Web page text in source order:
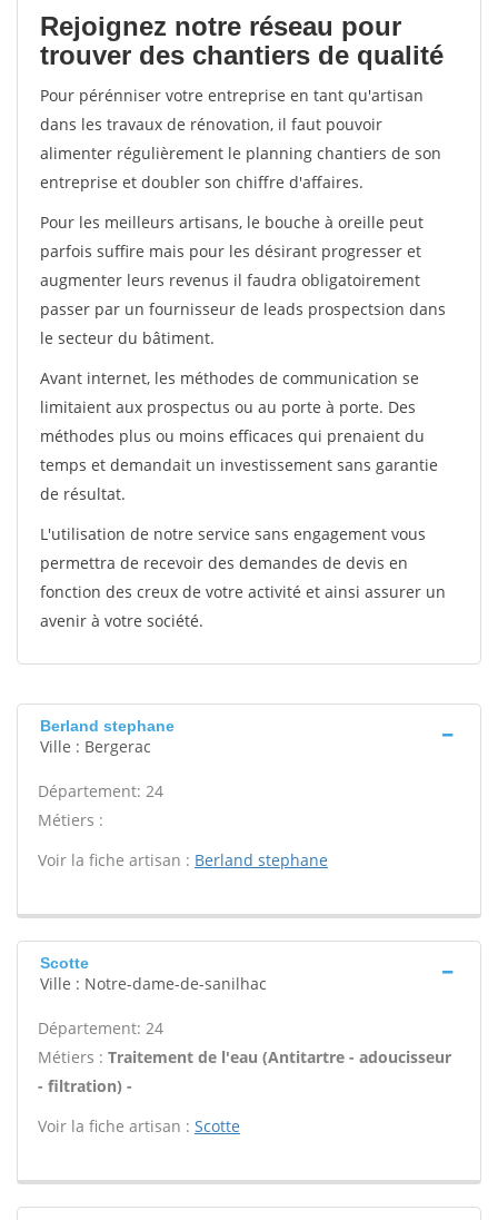
Rejoignez notre réseau pour
trouver des chantiers de qualité
Pour pérénniser votre entreprise en tant qu'artisan
dans les travaux de rénovation, il faut pouvoir
alimenter régulièrement le planning chantiers de son
entreprise et doubler son chiffre d'affaires.
Pour les meilleurs artisans, le bouche à oreille peut
parfois suffire mais pour les désirant progresser et
augmenter leurs revenus il faudra obligatoirement
passer par un fournisseur de leads prospectsion dans
le secteur du bâtiment.
Avant internet, les méthodes de communication se
limitaient aux prospectus ou au porte à porte. Des
méthodes plus ou moins efficaces qui prenaient du
temps et demandait un investissement sans garantie
de résultat.
L'utilisation de notre service sans engagement vous
permettra de recevoir des demandes de devis en
fonction des creux de votre activité et ainsi assurer un
avenir à votre société.
Berland stephane
Ville : Bergerac
Département: 24
Métiers :
Voir la fiche artisan : Berland stephane
Scotte
Ville : Notre-dame-de-sanilhac
Département: 24
Métiers : Traitement de l'eau (Antitartre - adoucisseur
- filtration) -
Voir la fiche artisan : Scotte